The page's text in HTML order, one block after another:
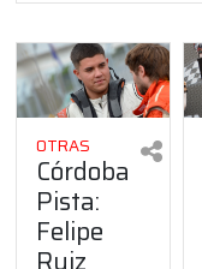
OTRAS
Córdoba
Pista:
Felipe
Ruiz